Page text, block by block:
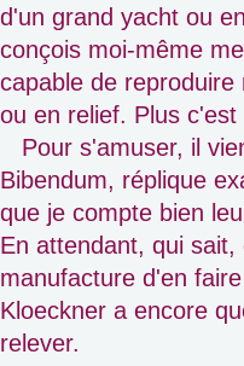
d'un grand yacht ou
conçois moi-même
capable de
ou en relief. Plus
Pour s'amuser, il
Bibendum, réplique
que je compte bien
En attendant, qui
manufacture d'en
Kloeckner a encore
relever.